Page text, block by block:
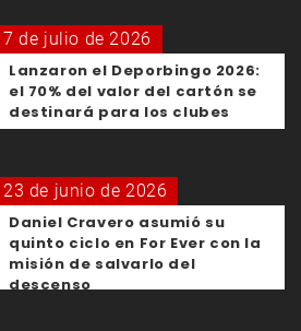
7 de julio de 2026
Lanzaron el Deporbingo 2026:
el 70% del valor del cartón se
destinará para los clubes
23 de junio de 2026
Daniel Cravero asumió su
quinto ciclo en For Ever con la
misión de salvarlo del
descenso